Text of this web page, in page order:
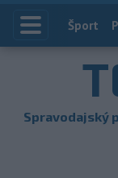
Index
Šport
Spravodajský